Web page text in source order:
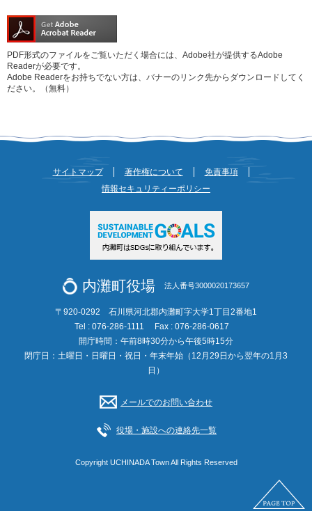
PDF形式のファイルをご覧いただく場合には、Adobe社が提供するAdobe
Readerが必要です。
Adobe Readerをお持ちでない方は、バナーのリンク先からダウンロードしてく
ださい。（無料）
サイトマップ 著作権について
免責事項
情報セキュリティーポリシー
内灘町役場 法人番号3000020173657
〒920-0292 石川県河北郡内灘町字大学1丁目2番地1
Tel : 076-286-1111
Fax : 076-286-0617
開庁時間：午前8時30分から午後5時15分
閉庁日：土曜日・日曜日・祝日・年末年始（12月29日から翌年の1月3
日）
メールでのお問い合わせ
役場・施設への連絡先一覧
Copyright UCHINADA Town All Rights Reserved